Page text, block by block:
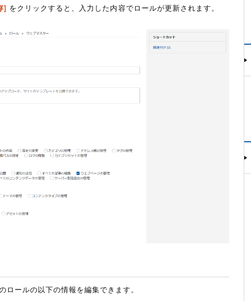
] をクリックすると、入力した内容でロールが更新されます。
ロールの以下の情報を編集できます。